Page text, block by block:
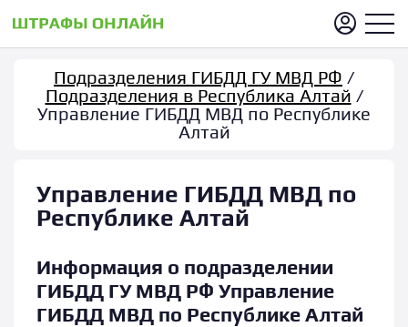
Подразделения ГИБДД ГУ МВД РФ /
Подразделения в Республика Алтай /
Управление ГИБДД МВД по Республике
Алтай
Управление ГИБДД МВД по
Республике Алтай
Информация о подразделении
ГИБДД ГУ МВД РФ Управление
ГИБДД МВД по Республике Алтай